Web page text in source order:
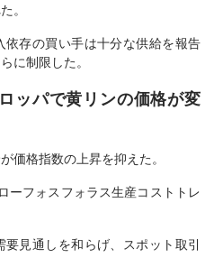
。
存の買い手は十分な供給を報告
に制限した。
ッパで黄リンの価格が変
価格指数の上昇を抑えた。
ーフォスフォラス生産コストトレ
見通しを和らげ、スポット取引